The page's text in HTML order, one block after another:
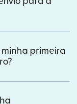
primeira